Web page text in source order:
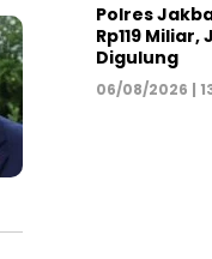
Polres
Rp119
Digulung
06/08/2026 |